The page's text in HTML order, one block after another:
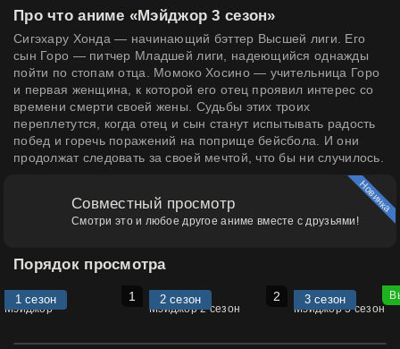
Про что аниме «Мэйджор 3 сезон»
Сигэхару Хонда — начинающий бэттер Высшей лиги. Его
сын Горо — питчер Младшей лиги, надеющийся однажды
пойти по стопам отца. Момоко Хосино — учительница Горо
и первая женщина, к которой его отец проявил интерес со
времени смерти своей жены. Судьбы этих троих
переплетутся, когда отец и сын станут испытывать радость
побед и горечь поражений на поприще бейсбола. И они
продолжат следовать за своей мечтой, что бы ни случилось.
Совместный просмотр
Смотри это и любое другое аниме вместе с друзьями!
Новинка
Порядок просмотра
1 сезон
2004
Мэйджор
2 сезон
2005
Мэйджор 2 сезон
3 сезон
2007
Мэйджор 3 сезон